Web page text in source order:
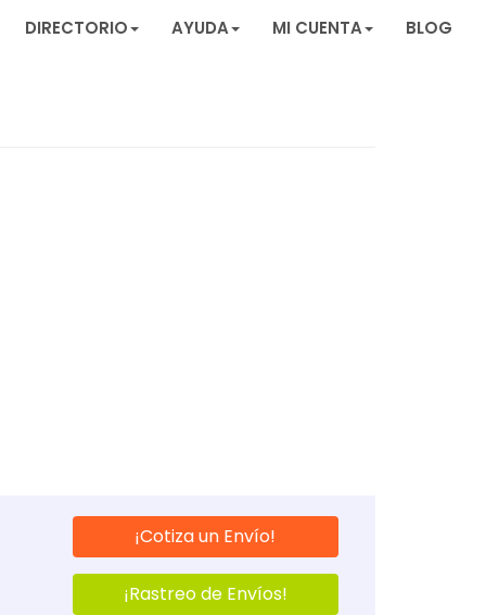
DIRECTORIO AYUDA MI CUENTA BLOG
¡Cotiza un Envío!
¡Rastreo de Envíos!